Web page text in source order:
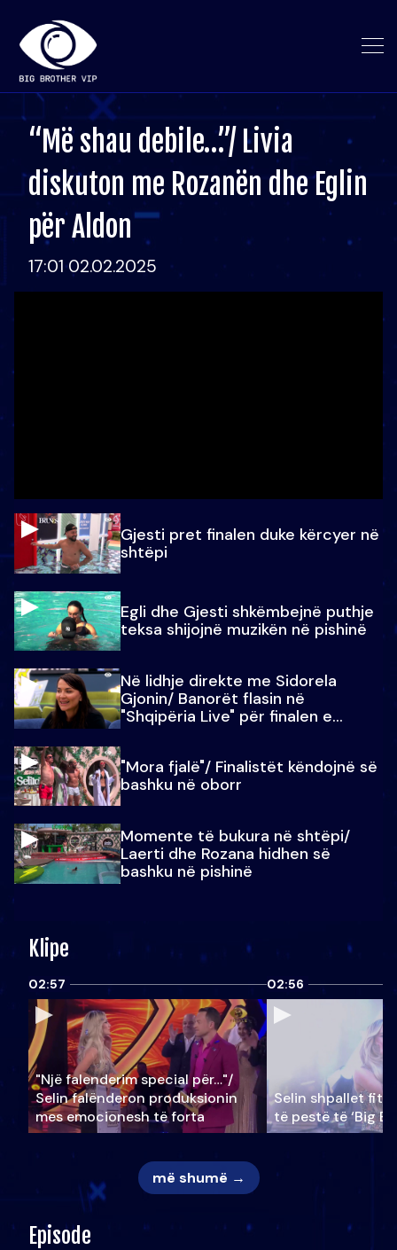
“Më shau debile…”/ Livia
diskuton me Rozanën dhe Eglin
për Aldon
17:01 02.02.2025
Gjesti pret finalen duke kërcyer në
shtëpi
Egli dhe Gjesti shkëmbejnë puthje
teksa shijojnë muzikën në pishinë
Në lidhje direkte me Sidorela
Gjonin/ Banorët flasin në
"Shqipëria Live" për finalen e
"Mora fjalë"/ Finalistët këndojnë së
bashku në oborr
Momente të bukura në shtëpi/
Laerti dhe Rozana hidhen së
bashku në pishinë
Klipe
02:57
"Një falenderim special për…"/
Selin falënderon produksionin
mes emocionesh të forta
02:56
Selin shpallet
të pestë të ‘Big
më shumë →
Episode